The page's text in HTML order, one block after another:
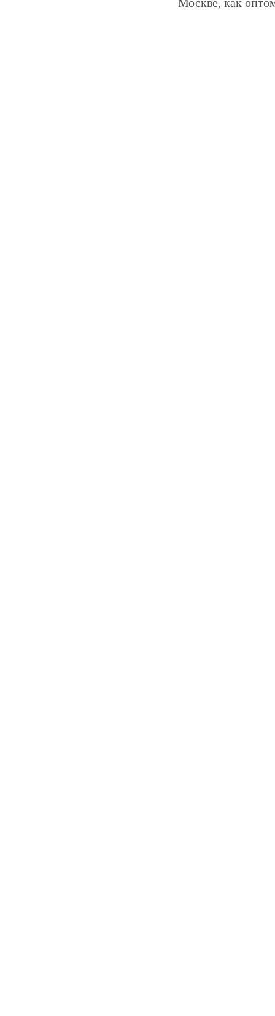
Москве, как